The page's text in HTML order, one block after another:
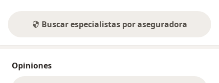
Buscar especialistas por aseguradora
Opiniones